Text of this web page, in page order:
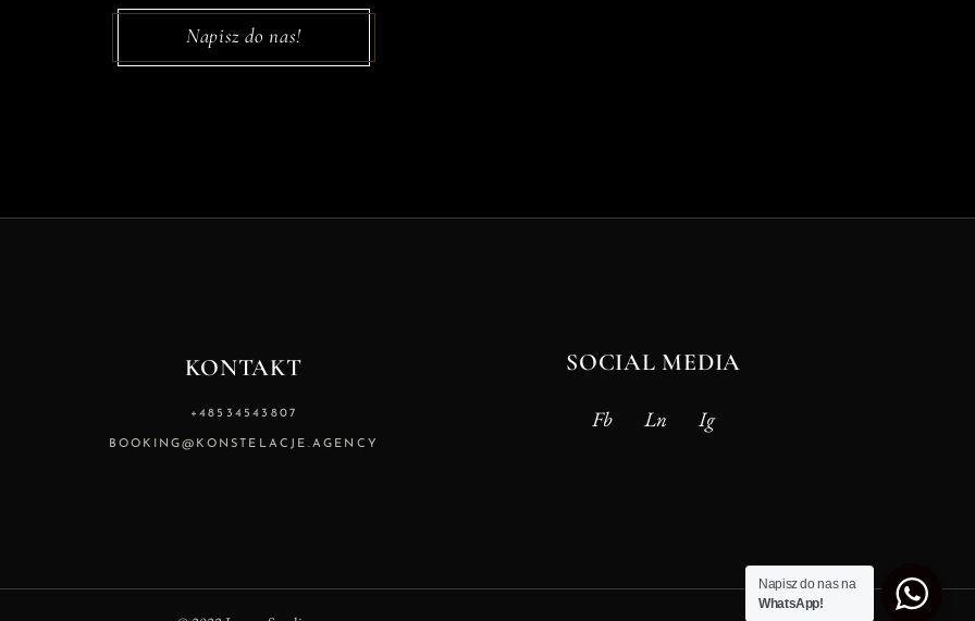
Napisz do nas!
KONTAKT
+48534543807
BOOKING@KONSTELACJE.AGENCY
SOCIAL MEDIA
Fb Ln Ig
Napisz do nas na
WhatsApp!